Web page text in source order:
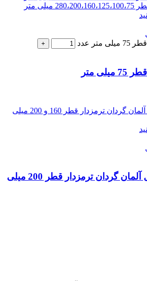
عدد
متر
چرخ دایکاست مدل آلمان گردان ترمزدار قطر 200 میلی